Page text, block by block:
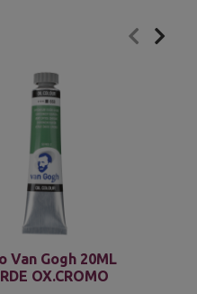
Van Gogh 20ML
OX.CROMO